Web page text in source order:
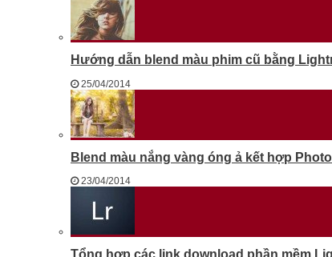
Hướng dẫn blend màu phim cũ bằng
25/04/2014
Blend màu nắng vàng óng ả kết hợp
23/04/2014